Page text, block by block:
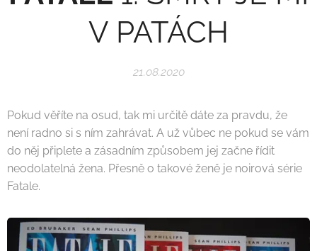
V PATÁCH
21.08.2020
Pokud věříte na osud, tak mi určitě dáte za pravdu, že
není radno si s ním zahrávat. A už vůbec ne pokud se vám
do něj připlete a zásadním způsobem jej začne řídit
neodolatelná žena. Přesně o takové ženě je noirová série
Fatale.